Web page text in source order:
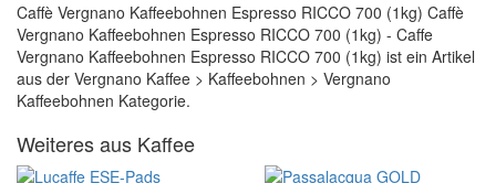
Caffè Vergnano Kaffeebohnen Espresso RICCO 700 (1kg) Caffè
Vergnano Kaffeebohnen Espresso RICCO 700 (1kg) - Caffe
Vergnano Kaffeebohnen Espresso RICCO 700 (1kg) ist ein Artikel
aus der Vergnano Kaffee > Kaffeebohnen > Vergnano
Kaffeebohnen Kategorie.
Weiteres aus Kaffee